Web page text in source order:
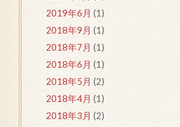
2019年6月 (1)
2018年9月 (1)
2018年7月 (1)
2018年6月 (1)
2018年5月 (2)
2018年4月 (1)
2018年3月 (2)